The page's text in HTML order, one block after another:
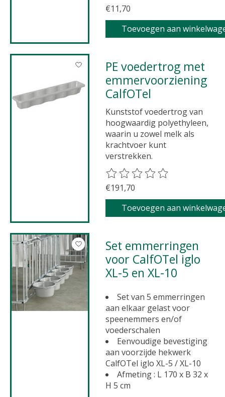
€11,70
Toevoegen aan
PE voedertrog met
emmervoorziening
CalfOTel
Kunststof voedertrog van
hoogwaardig polyethyleen,
waarin u zowel melk als
krachtvoer kunt
verstrekken.
De beoordeling van dit
€191,70
Toevoegen aan
Set emmerringen
voor CalfOTel iglo
XL-5 en XL-10
Set van 5 emmerringen
aan elkaar gelast voor
speenemmers en/of
voederschalen
Eenvoudige bevestiging
aan voorzijde hekwerk
CalfOTel iglo XL-5 / XL-10
Afmeting : L 170 x B 32 x
H 5 cm